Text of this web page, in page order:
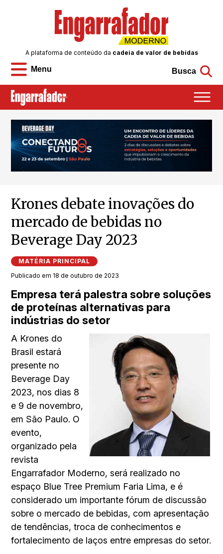
Menu
A plataforma de conteúdo da cadeia de valor de bebidas
Busca
Krones debate inovações do
mercado de bebidas no
Beverage Day 2023
MATÉRIA PRINCIPAL
Publicado em 18 de outubro de 2023
Empresa terá palestra sobre soluções
de proteínas alternativas para
indústrias do setor
A Krones do
Brasil estará
presente no
Beverage Day
2023, nos dias 8
e 9 de novembro,
em São Paulo. O
evento,
organizado pela
revista
Engarrafador Moderno, será realizado no
espaço Blue Tree Premium Faria Lima, e é
considerado um importante fórum de discussão
sobre o mercado de bebidas, com apresentação
de tendências, troca de conhecimentos e
fortalecimento de laços entre empresas do setor.